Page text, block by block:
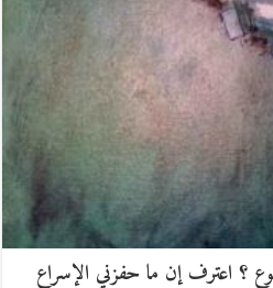
؟ اعترف إن ما حفزني الإسراع